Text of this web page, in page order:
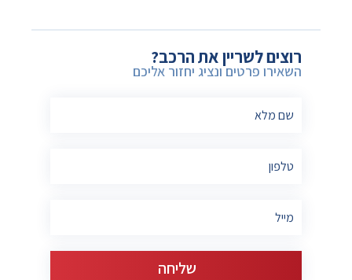
רוצים לשריין את הרכב?
השאירו פרטים ונציג יחזור אליכם